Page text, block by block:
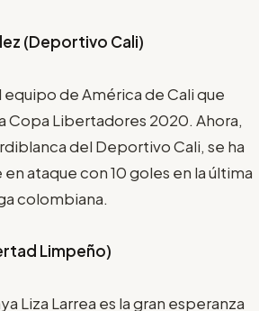
(Deportivo Cali)
de América de Cali que
Copa Libertadores 2020. Ahora,
del Deportivo Cali, se ha
ataque con 10 goles en la última
colombiana.
Limpeño)
Liza Larrea es la gran esperanza